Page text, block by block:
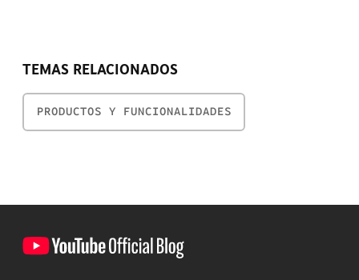
TEMAS RELACIONADOS
PRODUCTOS Y FUNCIONALIDADES